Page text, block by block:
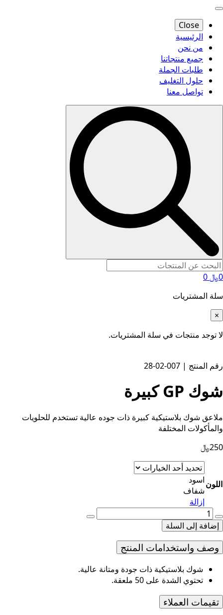
Close
الرئيسية
من نحن
جميع منتجاتنا
طلبات الجملة
حلول التغليف
تواصل معنا
Search
0﷼0
سلة المشتريات
×
لا توجد منتجات في سلة المشتريات.
رقم المنتج | 007-02-28
شوك GP كبيرة
ملاعق شوك بلاستيكية كبيرة ذات جوده عالية تستخدم للحلويات
والمأكولات المختلفة
250﷼
اللوناسود
شفاف
إزالة
كمية
شوك
GP
كبيرة
إضافة إلى السلة
وصف واستخدامات المنتج
شوك بلاستيكية ذات جودة ومتانة عالية.
تحتوي الشدة على 50 ملعقة.
تقيمات العملاء